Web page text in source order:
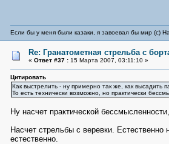
Если бы у меня были казаки, я завоевал бы мир (с)
Re: Гранатометная стрельба с
« Ответ #37 :15 Марта 2007, 03:11:10 »
Цитировать
Как выстрелить - ну примерно так же, как высадить
То есть технически возможно, но практически
Ну насчет практической
Насчет стрельбы с веревки. Естественно
естественно.